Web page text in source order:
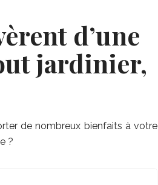
d’une
jardinier,
de nombreux bienfaits à votre
?